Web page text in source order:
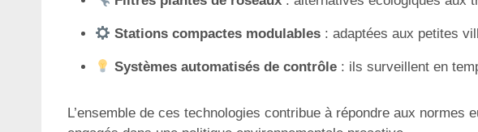
Stations compactes modulables : adaptées aux petites
Systèmes automatisés de contrôle : ils surveillent en
L’ensemble de ces technologies contribue à répondre aux